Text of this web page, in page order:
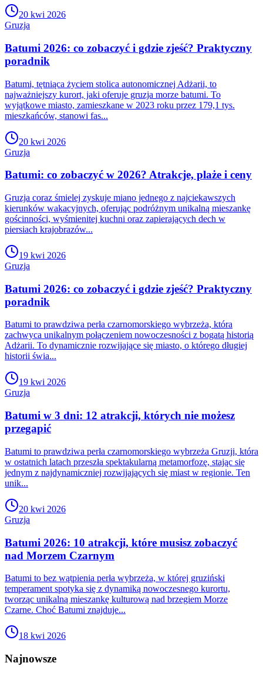
20 kwi 2026
Gruzja
Batumi 2026: co zobaczyć i gdzie zjeść? Praktyczny
poradnik
Batumi, tętniąca życiem stolica autonomicznej Adżarii, to
najważniejszy kurort, jaki oferuje gruzja morze batumi. To
wyjątkowe miasto, zamieszkane w 2023 roku przez 179,1 tys.
mieszkańców, stanowi fas...
20 kwi 2026
Gruzja
Batumi: co zobaczyć w 2026? Atrakcje, plaże i ceny
Gruzja coraz śmielej zyskuje miano jednego z najciekawszych
kierunków wakacyjnych, oferując podróżnym unikalną mieszankę
gościnności, wyśmienitej kuchni oraz zapierających dech w
piersiach krajobrazów...
19 kwi 2026
Gruzja
Batumi 2026: co zobaczyć i gdzie zjeść? Praktyczny
poradnik
Batumi to prawdziwa perła czarnomorskiego wybrzeża, która
zachwyca unikalnym połączeniem nowoczesności z bogatą historią
Adżarii. To dynamicznie rozwijające się miasto, o którego długiej
historii świa...
19 kwi 2026
Gruzja
Batumi w 3 dni: 12 atrakcji, których nie możesz
przegapić
Batumi to prawdziwa perła czarnomorskiego wybrzeża Gruzji, która
w ostatnich latach przeszła spektakularną metamorfozę, stając się
jednym z najdynamiczniej rozwijających się miast w regionie. Ten
unik...
20 kwi 2026
Gruzja
Batumi 2026: 10 atrakcji, które musisz zobaczyć
nad Morzem Czarnym
Batumi to bez wątpienia perła wybrzeża, w której gruziński
temperament spotyka się z dynamiką nowoczesnego kurortu,
tworząc unikalną mieszankę kulturową nad brzegiem Morze
Czarne. Choć Batumi znajduje...
18 kwi 2026
Najnowsze